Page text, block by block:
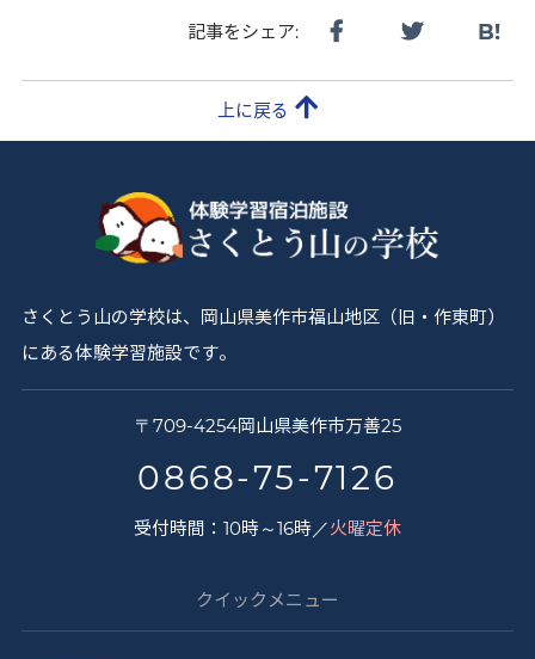
記事をシェア: B!
上に戻る
さくとう山の学校は、岡山県美作市福山地区（旧・作東町）
にある体験学習施設です。
〒 709-4254岡山県美作市万善25
0868-75-7126
受付時間：10時～16時／火曜定休
クイックメニュー